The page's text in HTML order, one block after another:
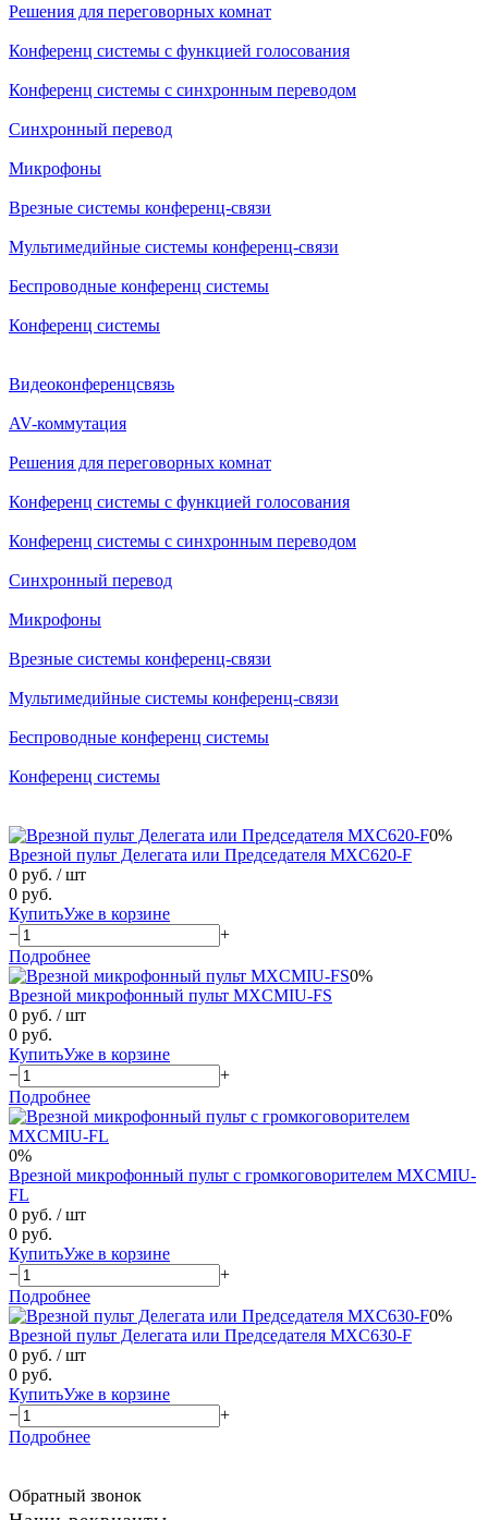
Решения для переговорных комнат
Конференц системы с функцией голосования
Конференц системы с синхронным переводом
Синхронный перевод
Микрофоны
Врезные системы конференц-связи
Мультимедийные системы конференц-связи
Беспроводные конференц системы
Конференц системы
Видеоконференцсвязь
AV-коммутация
Решения для переговорных комнат
Конференц системы с функцией голосования
Конференц системы с синхронным переводом
Синхронный перевод
Микрофоны
Врезные системы конференц-связи
Мультимедийные системы конференц-связи
Беспроводные конференц системы
Конференц системы
0%
Врезной пульт Делегата или Председателя MXC620-F
0 руб. / шт
0 руб.
КупитьУже в корзине
−
+
Подробнее
0%
Врезной микрофонный пульт MXCMIU-FS
0 руб. / шт
0 руб.
КупитьУже в корзине
−
+
Подробнее
0%
Врезной микрофонный пульт с громкоговорителем MXCMIU-
FL
0 руб. / шт
0 руб.
КупитьУже в корзине
−
+
Подробнее
0%
Врезной пульт Делегата или Председателя MXC630-F
0 руб. / шт
0 руб.
КупитьУже в корзине
−
+
Подробнее
Обратный звонок